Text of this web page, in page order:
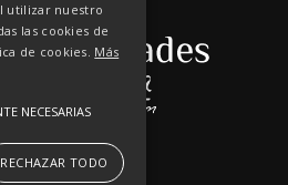
utilizar nuestro
las cookies de
de cookies. Más
NECESARIAS
RECHAZAR TODO